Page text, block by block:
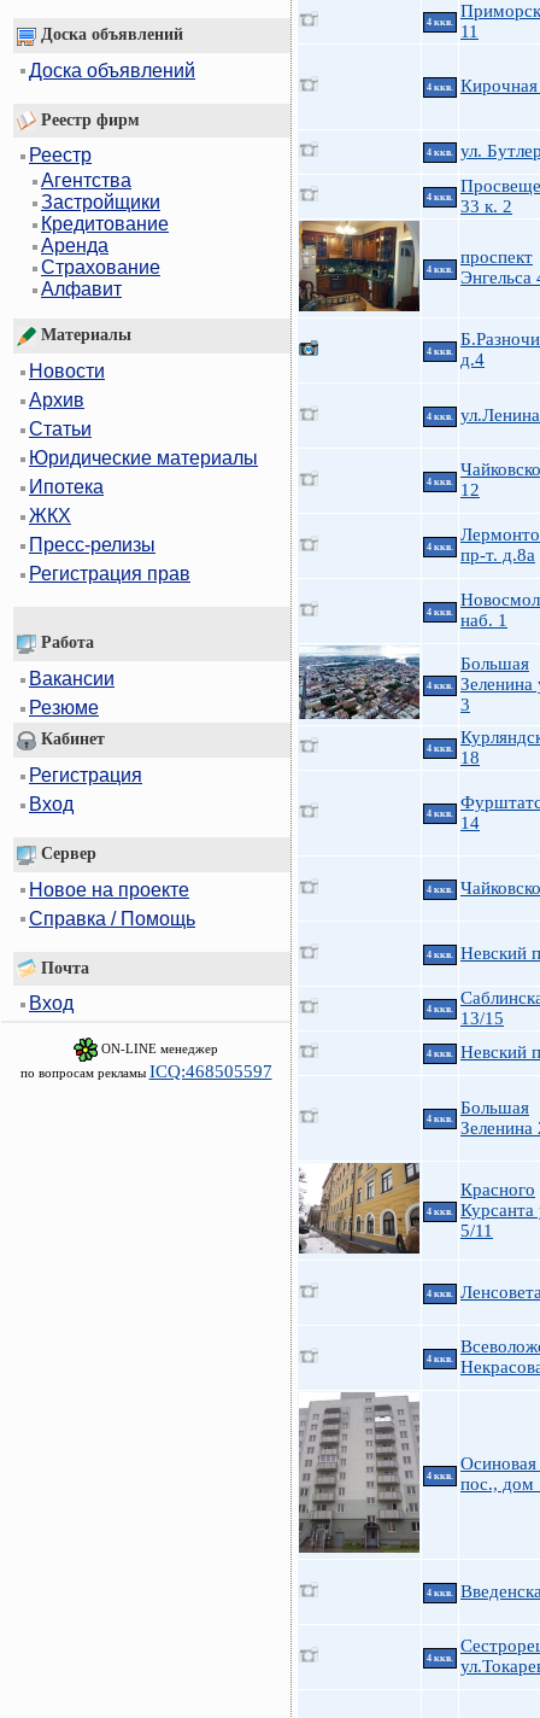
Доска объявлений
Доска объявлений
Реестр фирм
Реестр
Агентства
Застройщики
Кредитование
Аренда
Страхование
Алфавит
Материалы
Новости
Архив
Статьи
Юридические материалы
Ипотека
ЖКХ
Пресс-релизы
Регистрация прав
Работа
Вакансии
Резюме
Кабинет
Регистрация
Вход
Сервер
Новое на проекте
Справка / Помощь
Почта
Вход
ON-LINE менеджер
по вопросам рекламы ICQ:468505597
4 ккв.
11
4 ккв.
4 ккв. ул.
4 ккв.
33 к. 2
4 ккв.
проспект
Энгельса
4 ккв.
д.4
4 ккв.
4 ккв.
12
4 ккв.
пр-т. д.8а
4 ккв.
наб. 1
4 ккв.
Большая
Зеленина
3
4 ккв.
18
4 ккв.
14
4 ккв.
4 ккв. Невский
4 ккв.
13/15
4 ккв. Невский
4 ккв.
Большая
Зеленина
4 ккв.
Красного
Курсанта
5/11
4 ккв.
4 ккв.
4 ккв.
пос., дом
4 ккв.
4 ккв.